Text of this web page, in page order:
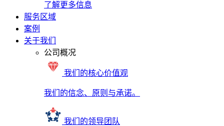
了解更多信息
服务区域
案例
关于我们
公司概况
我们的核心价值观
我们的信念、原则与承诺。
我们的领导团队